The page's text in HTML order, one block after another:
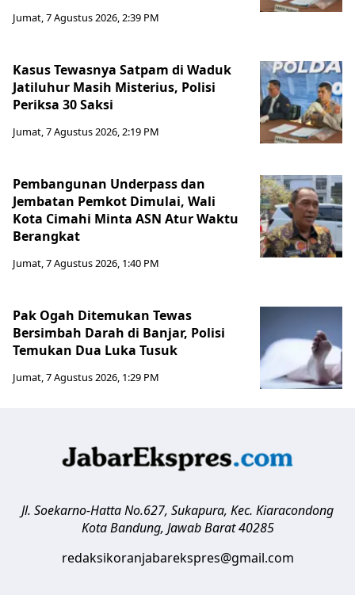
Jumat, 7 Agustus 2026, 2:39 PM
Kasus Tewasnya Satpam di Waduk
Jatiluhur Masih Misterius, Polisi
Periksa 30 Saksi
Jumat, 7 Agustus 2026, 2:19 PM
Pembangunan Underpass dan
Jembatan Pemkot Dimulai, Wali
Kota Cimahi Minta ASN Atur Waktu
Berangkat
Jumat, 7 Agustus 2026, 1:40 PM
Pak Ogah Ditemukan Tewas
Bersimbah Darah di Banjar, Polisi
Temukan Dua Luka Tusuk
Jumat, 7 Agustus 2026, 1:29 PM
Jl. Soekarno-Hatta No.627, Sukapura, Kec. Kiaracondong
Kota Bandung, Jawab Barat 40285
redaksikoranjabarekspres@gmail.com